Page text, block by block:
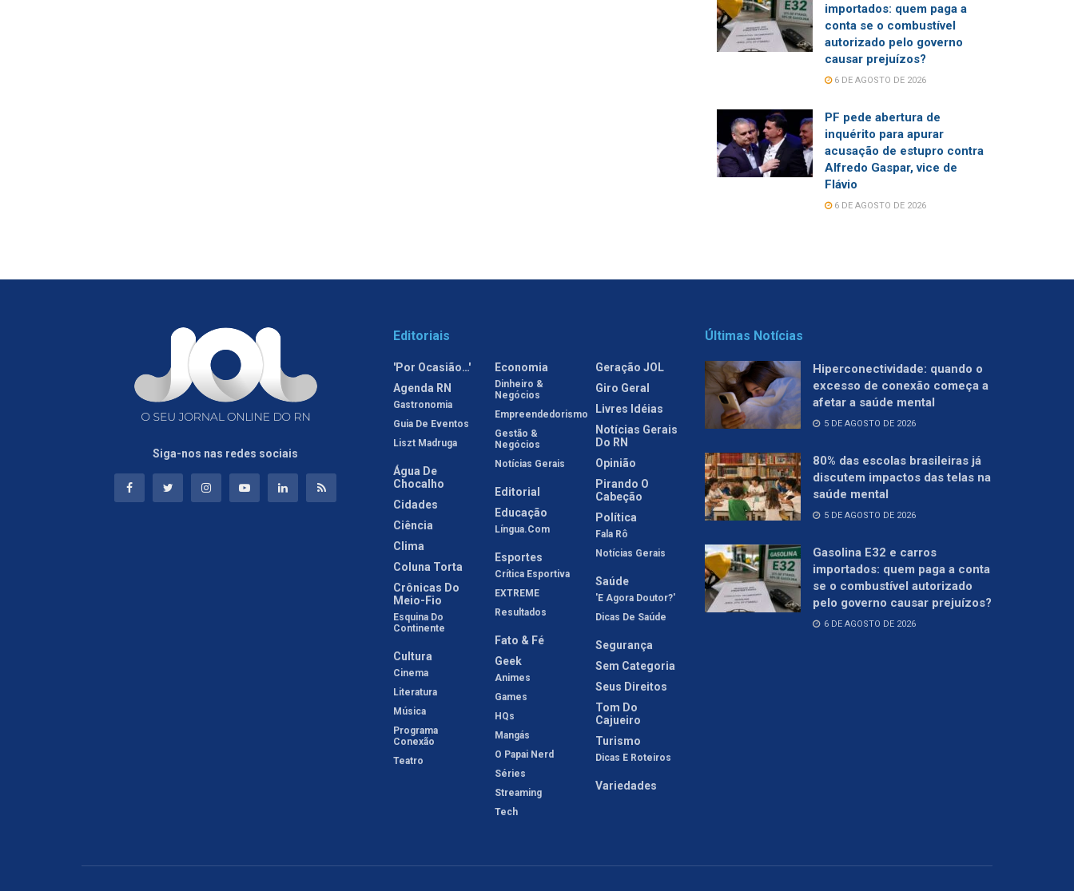
importados: quem paga a
conta se o combustível
autorizado pelo governo
causar prejuízos?
6 DE AGOSTO DE 2026
PF pede abertura de
inquérito para apurar
acusação de estupro contra
Alfredo Gaspar, vice de
Flávio
6 DE AGOSTO DE 2026
Siga-nos nas redes sociais
Editoriais
'Por Ocasião…'
Agenda RN
Gastronomia
Guia De Eventos
Liszt Madruga
Água De
Chocalho
Cidades
Ciência
Clima
Coluna Torta
Crônicas Do
Meio-Fio
Esquina Do
Continente
Cultura
Cinema
Literatura
Música
Programa
Conexão
Teatro
Economia
Dinheiro &
Negócios
Empreendedorismo
Gestão &
Negócios
Notícias Gerais
Editorial
Educação
Língua.com
Esportes
Crítica Esportiva
EXTREME
Resultados
Fato & Fé
Geek
Animes
Games
HQs
Mangás
O Papai Nerd
Séries
Streaming
Tech
Geração JOL
Giro Geral
Livres Idéias
Notícias Gerais
Do RN
Opinião
Pirando O
Cabeção
Política
Fala Rô
Notícias Gerais
Saúde
'E Agora Doutor?'
Dicas De Saúde
Segurança
Sem Categoria
Seus Direitos
Tom Do
Cajueiro
Turismo
Dicas E Roteiros
Variedades
Últimas Notícias
Hiperconectividade: quando o
excesso de conexão começa a
afetar a saúde mental
5 DE AGOSTO DE 2026
80% das escolas brasileiras já
discutem impactos das telas na
saúde mental
5 DE AGOSTO DE 2026
Gasolina E32 e carros
importados: quem paga a conta
se o combustível autorizado
pelo governo causar prejuízos?
6 DE AGOSTO DE 2026